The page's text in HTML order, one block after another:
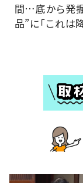
間…底から発
品”に「これは降